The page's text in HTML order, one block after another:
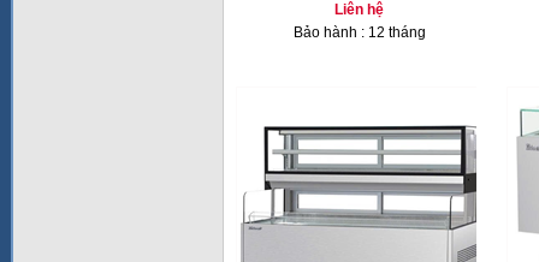
Liên hệ
Bảo hành : 12 tháng